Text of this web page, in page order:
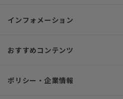
インフォメーション
おすすめコンテンツ
ポリシー・企業情報